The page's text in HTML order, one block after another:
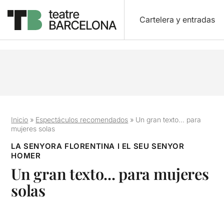
Cartelera y entradas
Inicio » Espectáculos recomendados » Un gran texto... para
mujeres solas
LA SENYORA FLORENTINA I EL SEU SENYOR
HOMER
Un gran texto... para mujeres
solas